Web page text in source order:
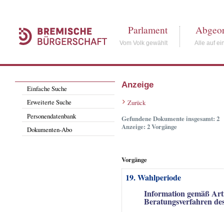
Parlament
Vom Volk gewählt Alle auf
Einfache Suche
Erweiterte Suche
Personendatenbank
Dokumenten-Abo
Anzeige
Zurück
Gefundene Dokumente insgesamt: 2
Anzeige: 2 Vorgänge
Vorgänge
19. Wahlperiode
Information gemäß
Beratungsverfahren